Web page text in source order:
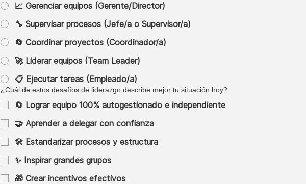
📈 Gerenciar equipos (Gerente/Director)
🔧 Supervisar procesos (Jefe/a o Supervisor/a)
🔄 Coordinar proyectos (Coordinador/a)
🚀 Liderar equipos (Team Leader)
📋 Ejecutar tareas (Empleado/a)
¿Cuál de estos desafíos de liderazgo describe mejor tu situación hoy?
🔄 Lograr equipo 100% autogestionado e independiente
🤝 Aprender a delegar con confianza
🛠️ Estandarizar procesos y estructura
✨ Inspirar grandes grupos
🎁 Crear incentivos efectivos